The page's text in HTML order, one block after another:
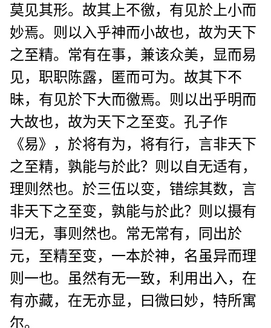
莫见其形。故其上不徼，有见於上小而
妙焉。则以入乎神而小故也，故为天下
之至精。常有在事，兼该众美，显而易
见，职职陈露，匿而可为。故其下不
昧，有见於下大而徼焉。则以出乎明而
大故也，故为天下之至变。孔子作
《易》，於将有为，将有行，言非天下
之至精，孰能与於此？则以自无适有，
理则然也。於三伍以变，错综其数，言
非天下之至变，孰能与於此？则以摄有
归无，事则然也。常无常有，同出於
元，至精至变，一本於神，名虽异而理
则一也。虽然有无一致，利用出入，在
有亦藏，在无亦显，曰微曰妙，特所寓
尔。